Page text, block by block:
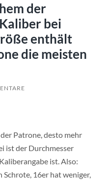
der
bei
enthält
die meisten
Patrone, desto mehr
ist der Durchmesser
ist. Also:
Schrote, 16er hat weniger,